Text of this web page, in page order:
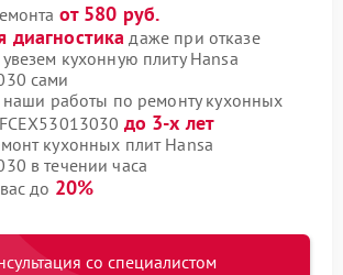
от 580 руб.
диагностика даже при отказе
кухонную плиту Hansa
сами
наши работы по ремонту кухонных
до 3-х лет
кухонных плит Hansa
в течении часа
до 20%
со специалистом